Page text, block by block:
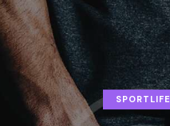
SPORTLIFE